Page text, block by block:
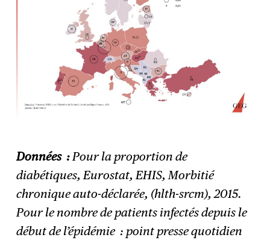
Données :Pour la proportion de
diabétiques, Eurostat, EHIS, Morbitié
chronique auto-déclarée, (hlth-srcm), 2015.
Pour le nombre de patients infectés depuis le
début de l’épidémie : point presse quotidien